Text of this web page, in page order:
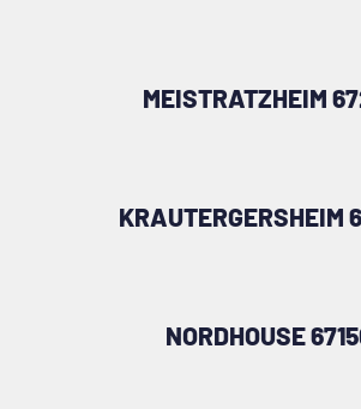
MEISTRATZHEIM
KRAUTERGERSHEIM
NORDHOUSE